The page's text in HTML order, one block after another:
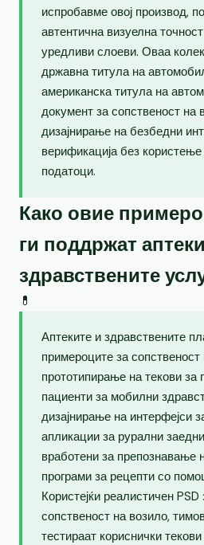
испробавме овој производ,
автентична визуелна
уредливи слоеви. Оваа
државна титула на
американска титула на
документ за сопственост
дизајнирање на безбедни
верификација без
податоци.
Како овие
ги поддржат
здравствените
💊
Аптеките и здравствените
примероците за
прототипирање на текови за
пациенти за мобилни
дизајнирање на интерфејси
апликации за рурални
вработени за препознавање
програми за рецепти со
Користејќи реалистичен
сопственост на возило,
тестираат кориснички